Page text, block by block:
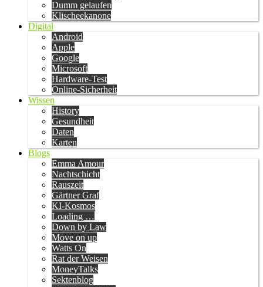
Dumm gelaufen
Klischeekanone
Digital
Android
Apple
Google
Microsoft
Hardware-Test
Online-Sicherheit
Wissen
History
Gesundheit
Daten
Karten
Blogs
Emma Amour
Nachtschicht
Rauszeit
Gärtner Graf
KI-Kosmos
Loading …
Down by Law
Move on up
Watts On
Rat der Weisen
MoneyTalks
Sektenblog